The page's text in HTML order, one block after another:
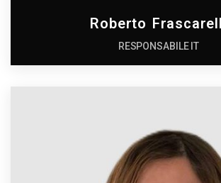
Roberto
RESPONSABILE IT